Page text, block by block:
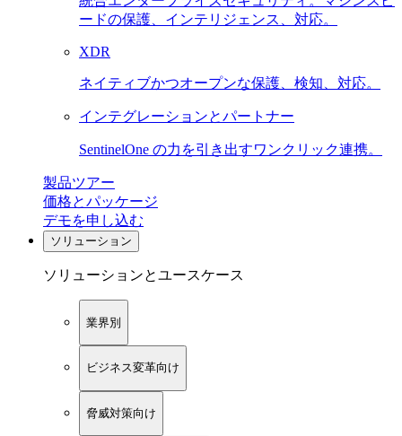
ードの保護、インテリジェンス、対応。
XDR
ネイティブかつオープンな保護、検知、対応。
インテグレーションとパートナー
SentinelOne の力を引き出すワンクリック連携。
製品ツアー
価格とパッケージ
デモを申し込む
ソリューション
ソリューションとユースケース
業界別
ビジネス変革向け
脅威対策向け